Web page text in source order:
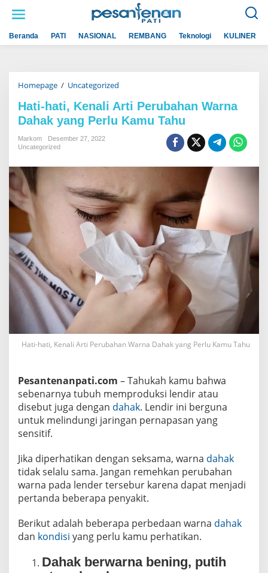
Beranda PATI NASIONAL REMBANG Teknologi KULINER
Homepage / Uncategorized
t
i
,
n
a
l
i
A
r
t
u
n
W
a
D
a
h
a
k
g
P
e
r
l
a
m
u
a
Hati-hati, Kenali Arti Perubahan Warna
Dahak yang Perlu Kamu Tahu
Markom
Desember 27, 2022
Uncategorized
Hati-hati, Kenali Arti Perubahan Warna Dahak yang Perlu Kamu Tahu
Pesantenanpati.com – Tahukah kamu bahwa
sebenarnya tubuh memproduksi lendir atau
disebut juga dengan dahak. Lendir ini berguna
untuk melindungi jaringan pernapasan yang
sensitif.
Jika diperhatikan dengan seksama, warna dahak
tidak selalu sama. Jangan remehkan perubahan
warna pada lender tersebur karena dapat menjadi
pertanda beberapa penyakit.
Berikut adalah beberapa perbedaan warna dahak
dan kondisi yang perlu kamu perhatikan.
Dahak berwarna bening, putih